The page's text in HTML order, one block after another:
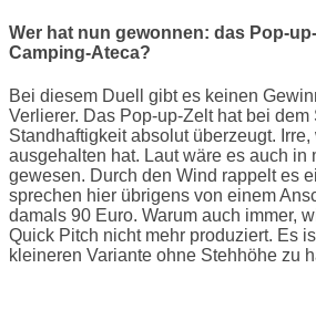
Wer hat nun gewonnen: das Pop-
Camping-Ateca?
Bei diesem Duell gibt es keinen
Verlierer. Das Pop-up-Zelt hat bei dem
Standhaftigkeit absolut überzeugt.
ausgehalten hat. Laut wäre es auch in
gewesen. Durch den Wind rappelt es
sprechen hier übrigens von einem
damals 90 Euro. Warum auch immer,
Quick Pitch nicht mehr produziert. Es
kleineren Variante ohne Stehhöhe zu